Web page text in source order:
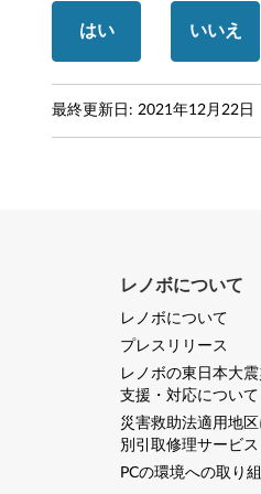
H
2
以
はい いいえ
最終更新日: 2021年12月22日
レノボについて
レノボについて
プレスリリース
レノボの東日本大
支援・対応について
災害救助法適用地
別引取修理サービス
PCの環境への取り